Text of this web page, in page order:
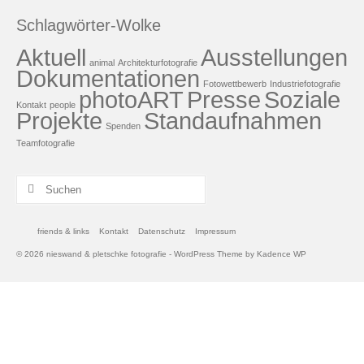
Schlagwörter-Wolke
Aktuell animal Architekturfotografie Ausstellungen
Dokumentationen Fotowettbewerb Industriefotografie
Kontakt people photoART PresseSoziale
Projekte Spenden Standaufnahmen
Teamfotografie
Suchen
friends & links Kontakt Datenschutz Impressum
© 2026 nieswand & pletschke fotografie - WordPress Theme by Kadence WP